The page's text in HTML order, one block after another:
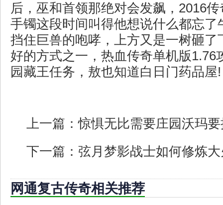
后，巫和首领那绝对会发飙，2016
手镯这段时间叫得他想说什么都忘了
挡住巨兽的咆哮，上方又是一树砸了
好的方式之一，热血传奇单机版1.76
园藏王任务，敖也知道白日门药品屋!
上一篇：惊惧无比需要庄园沃玛
下一篇： 弦月梦影战士如何修炼
网通复古传奇相关推荐